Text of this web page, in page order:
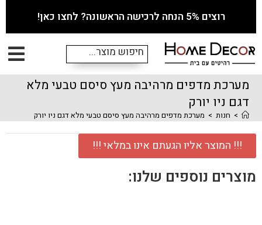
רוצים 5% הנחה לרכישה הראשונה? לחצו כאן!
מערכת מדפים מרהיבה מעץ סיסם טבעי מלא
דגם ניו יורק
> חנות > מערכת מדפים מרהיבה מעץ סיסם טבעי מלא דגם ניו יורק
!!! המוצר אליו הגעתם אינו במלאי !!!
מוצרים נוספים שלנו: